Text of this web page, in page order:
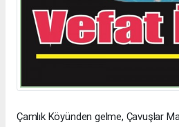
Çamlık Köyünden gelme, Çavuşlar